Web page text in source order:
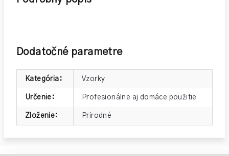
Dodatočné parametre
Kategória : Vzorky
Určenie : Profesionálne aj domáce použitie
Zloženie: Prírodné